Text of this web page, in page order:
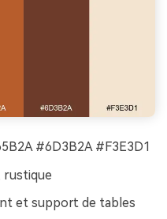
#6D3B2A #F3E3D1
rustique
et support de tables